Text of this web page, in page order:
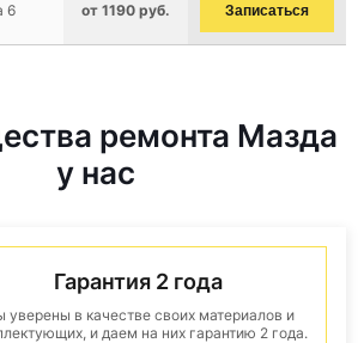
6 от 1190 руб. Записаться
ремонта Мазда
у нас
Гарантия 2 года
уверены в качестве своих материалов и
и даем на них гарантию 2 года.